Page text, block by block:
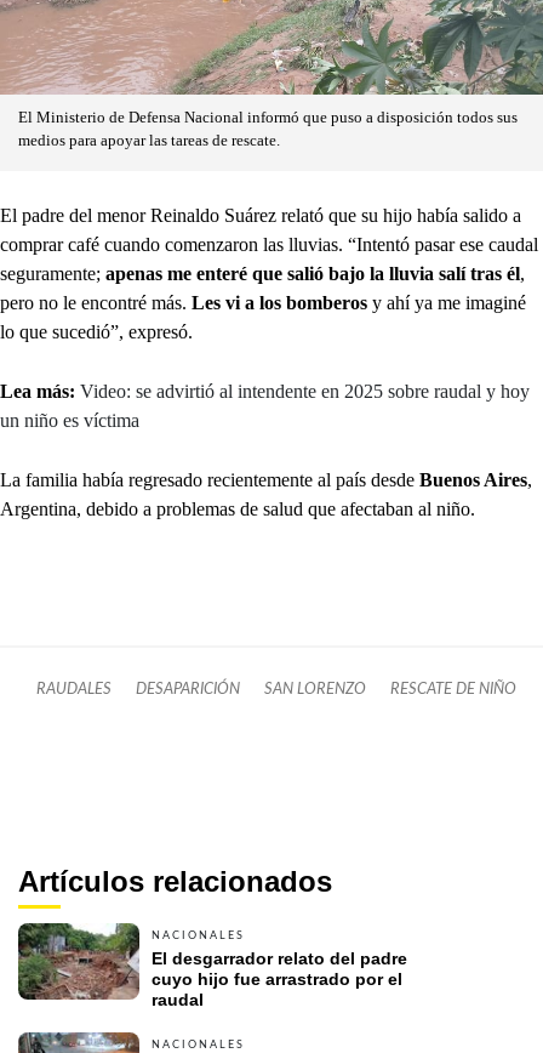
El Ministerio de Defensa Nacional informó que puso a disposición todos sus
medios para apoyar las tareas de rescate.
El padre del menor Reinaldo Suárez relató que su hijo había salido a
comprar café cuando comenzaron las lluvias. “Intentó pasar ese caudal
seguramente; apenas me enteré que salió bajo la lluvia salí tras él,
pero no le encontré más. Les vi a los bomberos y ahí ya me imaginé
lo que sucedió”, expresó.
Lea más: Video: se advirtió al intendente en 2025 sobre raudal y hoy
un niño es víctima
La familia había regresado recientemente al país desde Buenos Aires,
Argentina, debido a problemas de salud que afectaban al niño.
RAUDALES DESAPARICIÓN SAN LORENZO RESCATE DE NIÑO
Artículos relacionados
NACIONALES
El desgarrador relato del padre
cuyo hijo fue arrastrado por el
raudal
NACIONALES